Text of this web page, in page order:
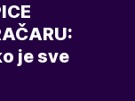
je sve